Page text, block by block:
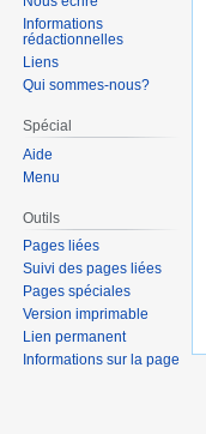
Informations
rédactionnelles
Liens
Qui sommes-nous?
Spécial
Aide
Menu
Outils
Pages liées
Suivi des pages liées
Pages spéciales
Version imprimable
Lien permanent
Informations sur la page